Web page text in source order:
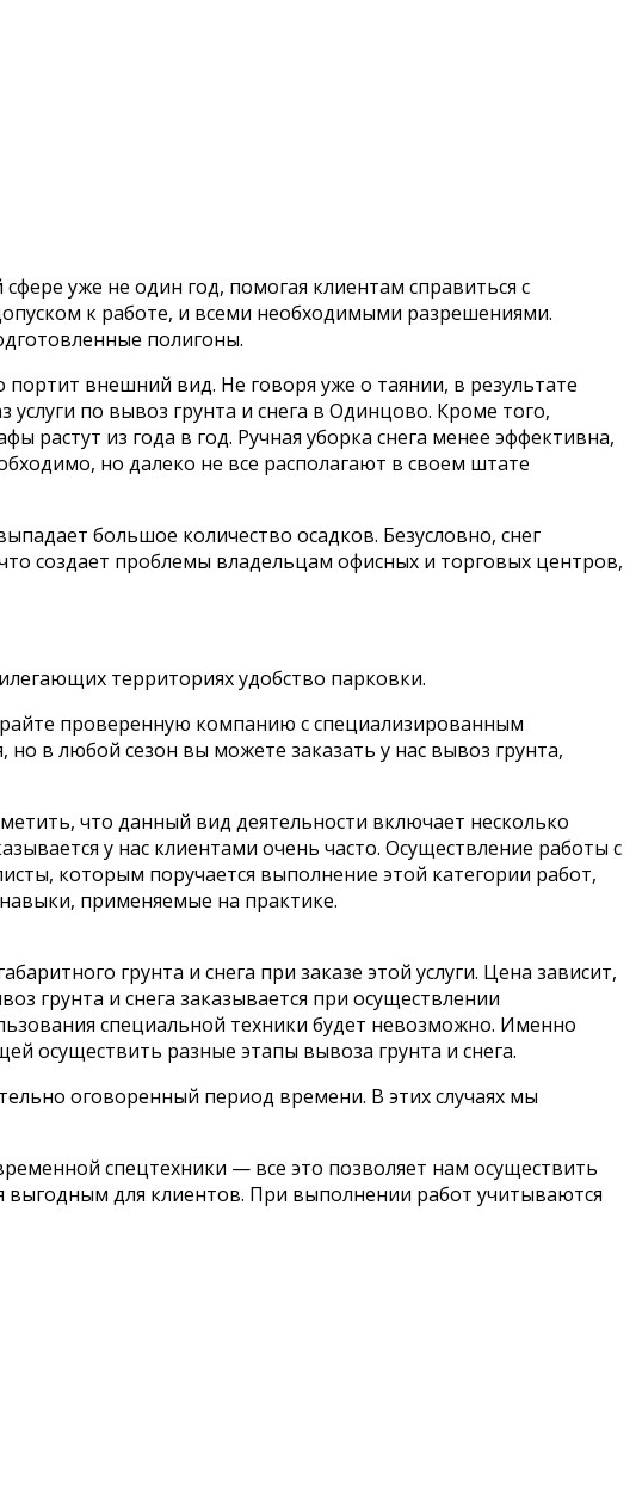
уже не один год, помогая клиентам справиться с
к работе, и всеми необходимыми разрешениями.
полигоны.
внешний вид. Не говоря уже о таянии, в результате
по вывоз грунта и снега в Одинцово. Кроме того,
растут из года в год. Ручная уборка снега менее эффективна,
но далеко не все располагают в своем штате
большое количество осадков. Безусловно, снег
создает проблемы владельцам офисных и торговых центров,
территориях удобство парковки.
проверенную компанию с специализированным
в любой сезон вы можете заказать у нас вывоз грунта,
что данный вид деятельности включает несколько
у нас клиентами очень часто. Осуществление работы с
которым поручается выполнение этой категории работ,
применяемые на практике.
грунта и снега при заказе этой услуги. Цена зависит,
грунта и снега заказывается при осуществлении
специальной техники будет невозможно. Именно
осуществить разные этапы вывоза грунта и снега.
оговоренный период времени. В этих случаях мы
спецтехники — все это позволяет нам осуществить
выгодным для клиентов. При выполнении работ учитываются